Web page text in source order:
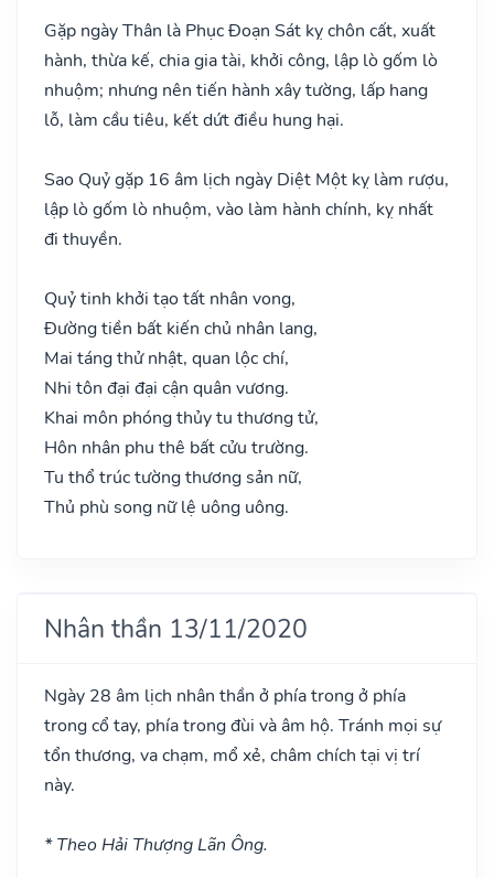
Gặp ngày Thân là Phục Đoạn Sát kỵ chôn cất, xuất
hành, thừa kế, chia gia tài, khởi công, lập lò gốm lò
nhuộm; nhưng nên tiến hành xây tường, lấp hang
lỗ, làm cầu tiêu, kết dứt điều hung hại.
Sao Quỷ gặp 16 âm lịch ngày Diệt Một kỵ làm rượu,
lập lò gốm lò nhuộm, vào làm hành chính, kỵ nhất
đi thuyền.
Quỷ tinh khởi tạo tất nhân vong,
Đường tiền bất kiến chủ nhân lang,
Mai táng thử nhật, quan lộc chí,
Nhi tôn đại đại cận quân vương.
Khai môn phóng thủy tu thương tử,
Hôn nhân phu thê bất cửu trường.
Tu thổ trúc tường thương sản nữ,
Thủ phù song nữ lệ uông uông.
Nhân thần 13/11/2020
Ngày 28 âm lịch nhân thần ở phía trong ở phía
trong cổ tay, phía trong đùi và âm hộ. Tránh mọi sự
tổn thương, va chạm, mổ xẻ, châm chích tại vị trí
này.
* Theo Hải Thượng Lãn Ông.